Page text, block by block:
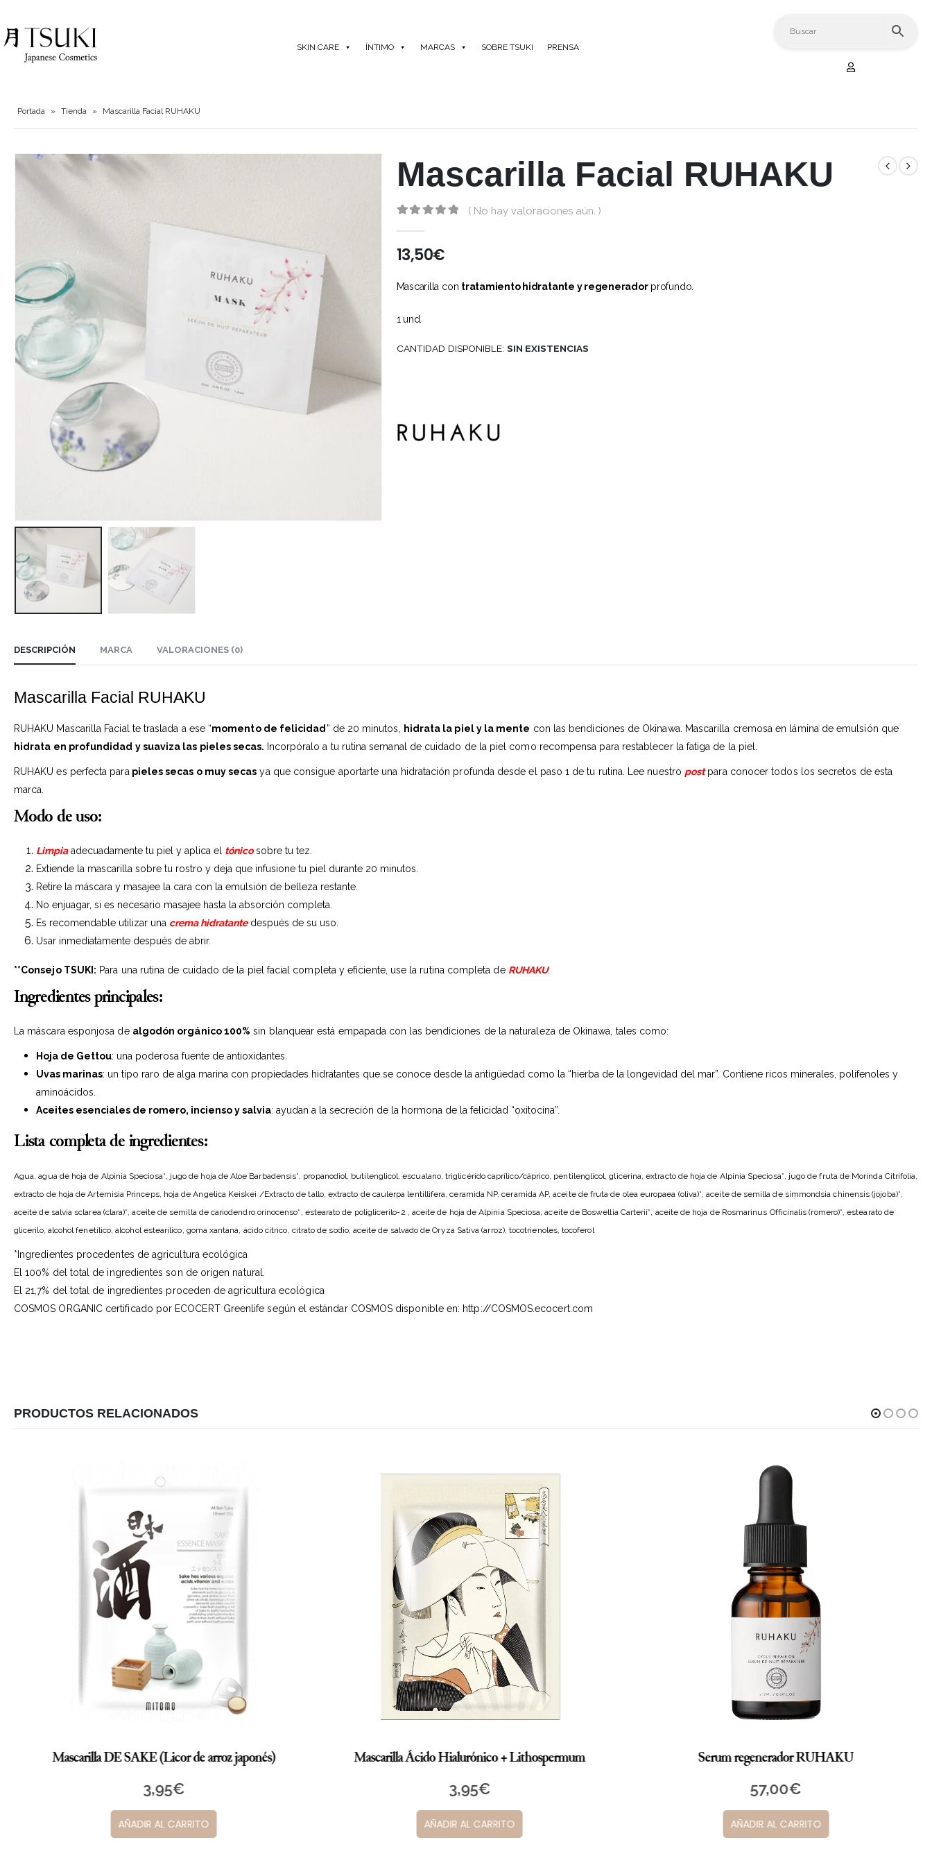
SKIN CARE ÍNTIMO MARCAS SOBRE TSUKI PRENSA
Portada » Tienda » Mascarilla Facial RUHAKU
Mascarilla Facial RUHAKU
( No hay valoraciones aún. )
13,50€
Mascarilla con tratamiento hidratante y regeneradorprofundo.
1 und.
CANTIDAD DISPONIBLE: SIN EXISTENCIAS
DESCRIPCIÓN MARCA VALORACIONES (0)
Mascarilla Facial RUHAKU
RUHAKU Mascarilla Facial te traslada a ese “momento de felicidad ” de 20 minutos, hidrata la piel y la mente con las bendiciones de Okinawa.
Mascarilla cremosa en lámina de emulsión que
hidrata en profundidad y suaviza las pieles secas. Incorpóralo a tu rutina semanal de cuidado de la piel como recompensa para restablecer la fatiga de la piel.
RUHAKU es perfecta para pieles secas o muy secas ya que consigue aportarte una hidratación profunda desde el paso 1 de tu rutina. Lee nuestro postpara conocer todos los secretos de esta
marca.
Modo de uso:
Limpiaadecuadamente tu piel y aplica el tónicosobre tu tez.
Extiende la mascarilla sobre tu rostro y deja que infusione tu piel durante 20 minutos.
Retire la máscara y masajee la cara con la emulsión de belleza restante.
No enjuagar, si es necesario masajee hasta la absorción completa.
Es recomendable utilizar una crema hidratantedespués de su uso.
Usar inmediatamente después de abrir.
**Consejo TSUKI: Para una rutina de cuidado de la piel facial completa y eficiente, use la rutina completa de RUHAKU.
Ingredientes principales:
La máscara esponjosa de algodón orgánico 100% sin blanquear está empapada con las bendiciones de la naturaleza de Okinawa, tales como:
Hoja de Gettou: una poderosa fuente de antioxidantes.
Uvas marinas: un tipo raro de alga marina con propiedades hidratantes que se conoce desde la antigüedad como la “hierba de la longevidad del mar”. Contiene ricos minerales, polifenoles y
aminoácidos.
Aceites esenciales de romero, incienso y salvia: ayudan a la secreción de la hormona de la felicidad “oxitocina”.
Lista completa de ingredientes:
Agua, agua de hoja de Alpinia Speciosa*, jugo de hoja de Aloe Barbadensis*, propanodiol, butilenglicol, escualano, triglicérido caprílico/cáprico, pentilenglicol, glicerina, extracto de hoja de Alpinia Speciosa*, jugo de fruta de Morinda Citrifolia,
extracto de hoja de Artemisia Princeps, hoja de Angelica Keiskei /Extracto de tallo, extracto de caulerpa lentillifera, ceramida NP, ceramida AP, aceite de fruta de olea europaea (oliva)*, aceite de semilla de simmondsia chinensis (jojoba)*,
aceite de salvia sclarea (clara)*, aceite de semilla de cariodendro orinocenso*, estearato de poliglicerilo-2 , aceite de hoja de Alpinia Speciosa, aceite de Boswellia Carterii*, aceite de hoja de Rosmarinus Officinalis (romero)*, estearato de
glicerilo, alcohol fenetílico, alcohol estearílico, goma xantana, ácido cítrico, citrato de sodio, aceite de salvado de Oryza Sativa (arroz), tocotrienoles, tocoferol
*Ingredientes procedentes de agricultura ecológica
El 100% del total de ingredientes son de origen natural.
El 21,7% del total de ingredientes proceden de agricultura ecológica
COSMOS ORGANIC certificado por ECOCERT Greenlife según el estándar COSMOS disponible en: http://COSMOS.ecocert.com
PRODUCTOS RELACIONADOS
Mascarilla DE SAKE (Licor de arroz japonés)
3,95€
AÑADIR AL CARRITO
Mascarilla Ácido Hialurónico + Lithospermum
3,95€
AÑADIR AL CARRITO
Serum regenerador RUHAKU
57,00€
AÑADIR AL CARRITO